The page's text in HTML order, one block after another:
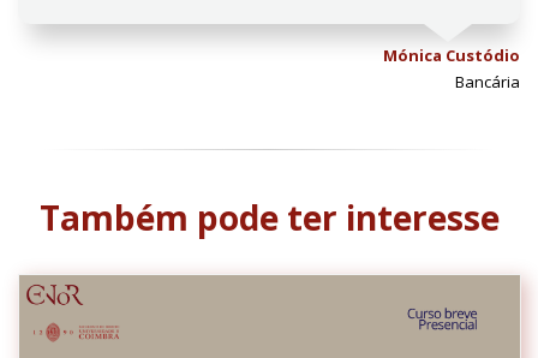
Mónica Custódio
Bancária
Também pode ter interesse